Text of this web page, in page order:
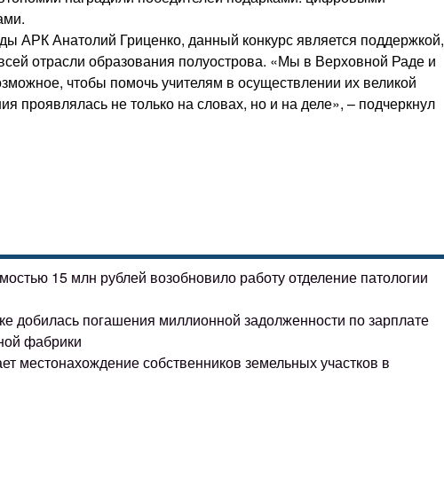
АРК Анатолий Гриценко, данный конкурс является поддержкой,
отрасли образования полуострова. «Мы в Верховной Раде и
чтобы помочь учителям в осуществлении их великой
проявлялась не только на словах, но и на деле», – подчеркнул
15 млн рублей возобновило работу отделение патологии
добилась погашения миллионной задолженности по зарплате
фабрики
местонахождение собственников земельных участков в